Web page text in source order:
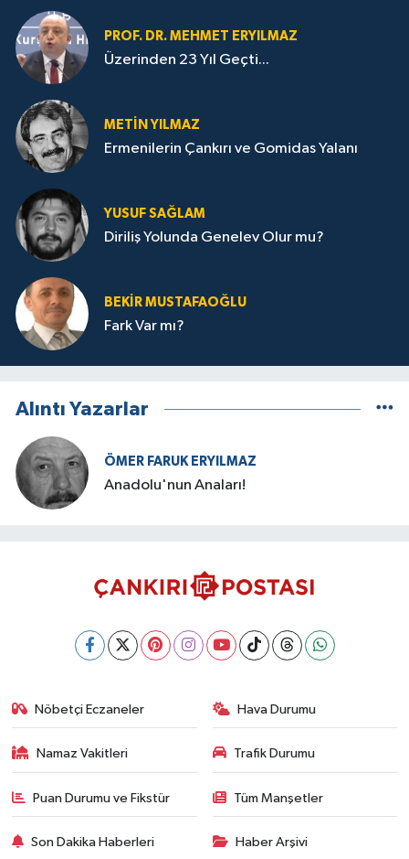
PROF. DR. MEHMET ERYILMAZ
Üzerinden 23 Yıl Geçti...
METIN YILMAZ
Ermenilerin Çankırı ve Gomidas Yalanı
YUSUF SAĞLAM
Diriliş Yolunda Genelev Olur mu?
BEKIR MUSTAFAOĞLU
Fark Var mı?
Alıntı Yazarlar
ÖMER FARUK ERYILMAZ
Anadolu'nun Anaları!
Nöbetçi Eczaneler Hava Durumu
Namaz Vakitleri Trafik Durumu
Puan Durumu ve Fikstür Tüm Manşetler
Son Dakika Haberleri Haber Arşivi